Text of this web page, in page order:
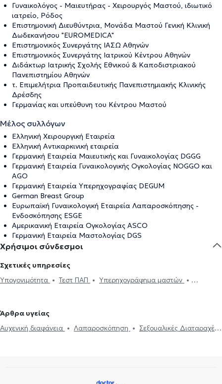
Γυναικολόγος - Μαιευτήρας - Χειρουργός Μαστού, ιδιωτικό
ιατρείο, Ρόδος
Επιστημονική Διευθύντρια, Μονάδα Μαστού Γενική Κλινική
Δωδεκανήσου "EUROMEDICA"
Επιστημονικός Συνεργάτης ΙΑΣΩ Αθηνών
Επιστημονικός Συνεργάτης Ιατρικού Κέντρου Αθηνών
Διδάκτωρ Ιατρικής Σχολής Εθνικού & Καποδιστριακού
Πανεπιστημίου Αθηνών
τ. Επιμελήτρια Προπαιδευτικής Πανεπιστημιακής Κλινικής
Δρέσδης
Γερμανίας και υπεύθυνη του Κέντρου Μαστού
Μέλος συλλόγων
Ελληνική Χειρουργική Εταιρεία
Ελληνική Αντικαρκινική εταιρεία
Γερμανική Εταιρεία Μαιευτικής και Γυναικολογίας DGGG
Γερμανική Εταιρεία Γυναικολογικής Ογκολογίας NOGGO και
AGO
Γερμανική Εταιρεία Υπερηχογραφίας DEGUM
German Breast Group
Ευρωπαϊκή Γυναικολογική Εταιρεία Λαπαροσκόπησης -
Ενδοσκόπησης ESGE
Αμερικανική Εταιρεία Ογκολογίας ASCO
Γερμανική Εταιρεία Μαστολογίας DGS
Χρήσιμοι σύνδεσμοι
Σχετικές υπηρεσίες
Υπογονιμότητα
Τεστ ΠΑΠ
Υπερηχογράφημα μαστών
Αυχενική διαφάνεια
Μητρορραγία
Δυσμηνόρροια
Βακτηριακή κολπίτιδα
Άρθρα υγείας
Αυχενική διαφάνεια
Λαπαροσκόπηση
Σεξουαλικές Διαταραχές
Πρόπτωση μήτρας